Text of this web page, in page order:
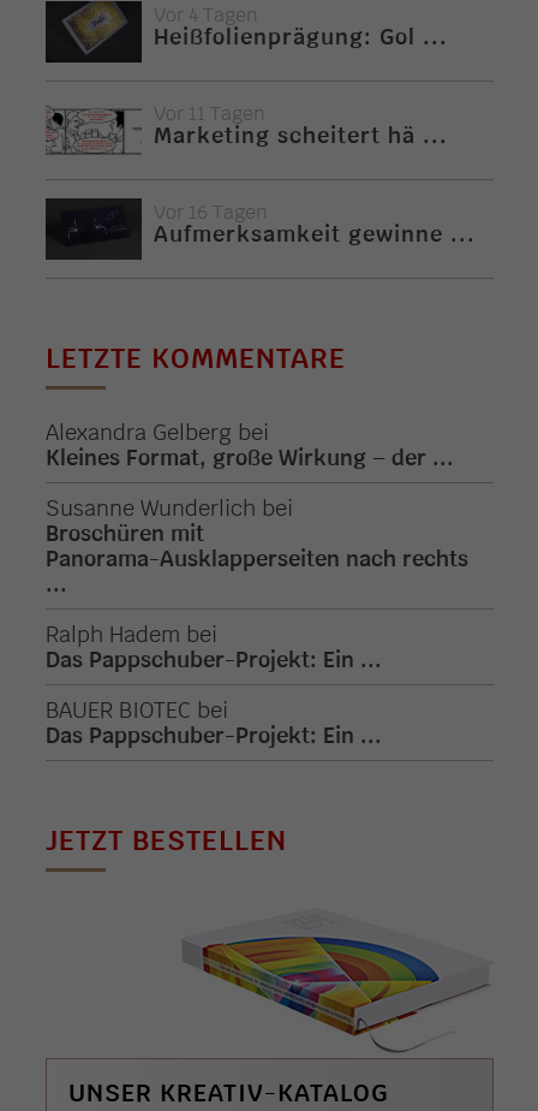
Vor 4 Tagen
Heißfolienprägung: Gol ...
Vor 11 Tagen
Marketing scheitert hä ...
Vor 16 Tagen
Aufmerksamkeit gewinne ...
LETZTE KOMMENTARE
Alexandra Gelberg bei
Kleines Format, große Wirkung – der ...
Susanne Wunderlich bei
Broschüren mit
Panorama-Ausklapperseiten nach rechts
...
Ralph Hadem bei
Das Pappschuber-Projekt: Ein ...
BAUER BIOTEC bei
Das Pappschuber-Projekt: Ein ...
JETZT BESTELLEN
UNSER KREATIV-KATALOG